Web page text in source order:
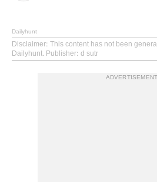
Dailyhunt
Disclaimer: This content has not been
Dailyhunt. Publisher: d sutr
ADVERTISEMENT